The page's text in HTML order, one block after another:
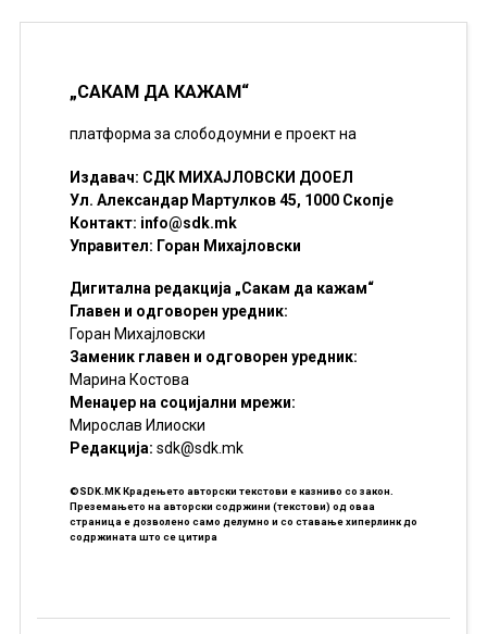
„САКАМ ДА КАЖАМ“
платформа за слободоумни е проект на
Издавач: СДК МИХАЈЛОВСКИ ДООЕЛ
Ул. Александар Мартулков 45, 1000 Скопје
Контакт: info@sdk.mk
Управител: Горан Михајловски
Дигитална редакција „Сакам да кажам“
Главен и одговорен уредник:
Горан Михајловски
Заменик главен и одговорен уредник:
Марина Костова
Менаџер на социјални мрежи:
Мирослав Илиоски
Редакцијa: sdk@sdk.mk
©SDK.MK Крадењето авторски текстови е казниво со закон.
Преземањето на авторски содржини (текстови) од оваа
страница е дозволено само делумно и со ставање хиперлинк до
содржината што се цитира